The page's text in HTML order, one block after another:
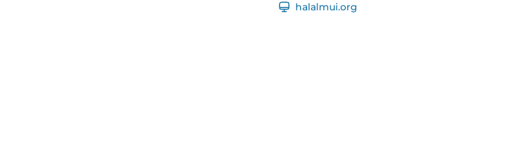
halalmui.org